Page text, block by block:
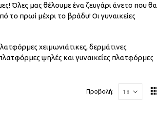
Όλες μας θέλουμε ένα ζευγάρι άνετο που θα
το πρωί μέχρι το βράδυ! Οι γυναικείες
χειμωνιάτικες, δερμάτινες
ψηλές και γυναικείες πλατφόρμες
Προβολή: